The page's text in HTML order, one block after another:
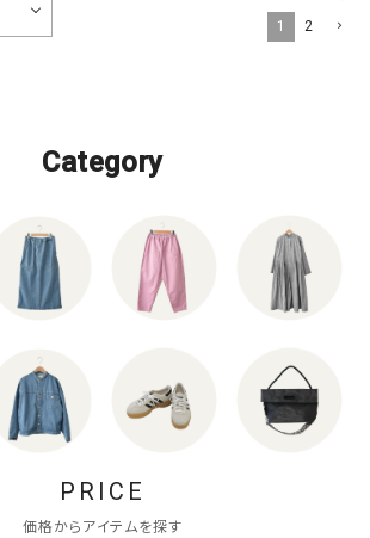
1
2
Category
PRICE
価格からアイテムを探す